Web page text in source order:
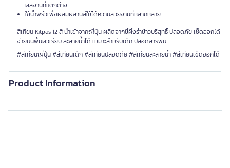
ผลงานที่แตกต่าง
ใช้น้ำพริ้วเพื่อผสมผสานสีให้ได้ความสวยงามที่หลากหลาย
สีเทียน Kitpas 12 สี นำเข้าจากญี่ปุ่น ผลิตจากขี้ผึ้งรำข้าวบริสุทธิ์ ปลอดภัย เช็ดออกได้
ง่ายบนพื้นผิวเรียบ ละลายน้ำได้ เหมาะสำหรับเด็ก ปลอดสารพิษ
#สีเทียนญี่ปุ่น #สีเทียนเด็ก #สีเทียนปลอดภัย #สีเทียนละลายน้ำ #สีเทียนเช็ดออกได้
Product Information